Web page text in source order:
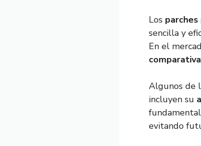
Los
sencilla y
En el
Algunos de
incluyen su
evitando